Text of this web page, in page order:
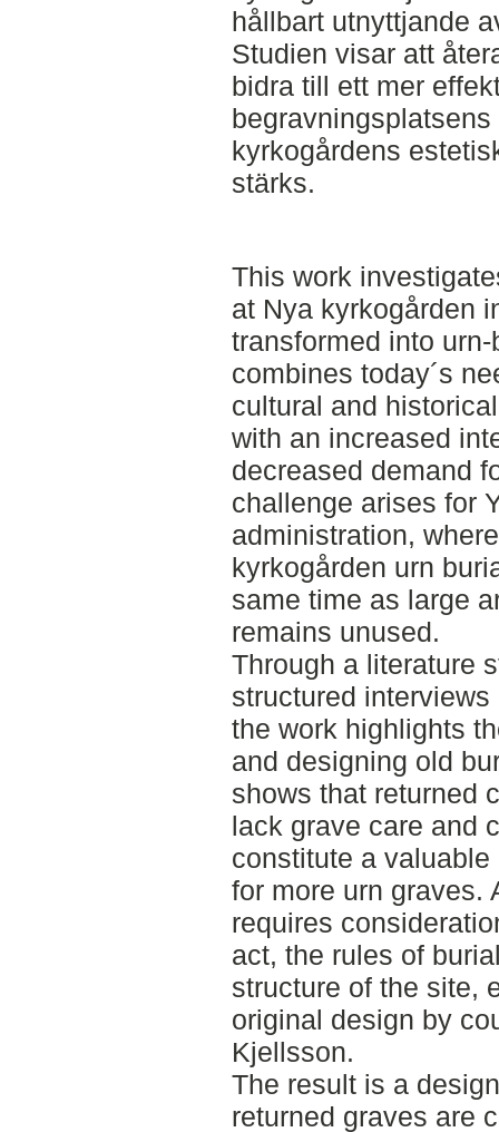
hållbart utnyttjande
Studien visar att
bidra till ett mer
kyrkogårdens
stärks.
This work
at Nya kyrkogården
transformed into
combines today´s
cultural and
with an increased
decreased demand
challenge arises for
administration,
kyrkogården urn
same time as large
remains unused.
Through a literature
structured
the work highlights
and designing old
shows that returned
lack grave care and
constitute a
for more urn graves.
requires
act, the rules of
structure of the site,
original design by
Kjellsson.
The result is a
returned graves are